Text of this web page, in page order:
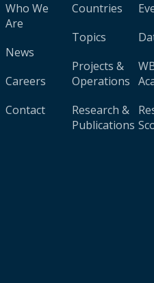
Who We
Are
News
Careers
Contact
Countries
Topics
Projects &
Operations
Research &
Publications